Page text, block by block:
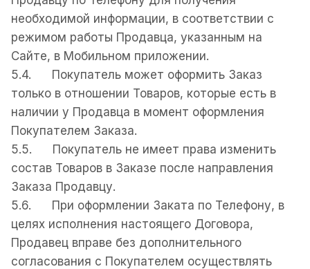
необходимой информации, в соответствии с
режимом работы Продавца, указанным на
Сайте, в Мобильном приложении.
5.4. Покупатель может оформить Заказ
только в отношении Товаров, которые есть в
наличии у Продавца в момент оформления
Покупателем Заказа.
5.5. Покупатель не имеет права изменить
состав Товаров в Заказе после направления
Заказа Продавцу.
5.6. При оформлении Заката по Телефону, в
целях исполнения настоящего Договора,
Продавец вправе без дополнительного
согласования с Покупателем осуществлять